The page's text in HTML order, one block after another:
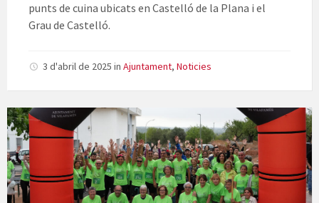
punts de cuina ubicats en Castelló de la Plana i el
Grau de Castelló.
3 d'abril de 2025 in Ajuntament, Noticies